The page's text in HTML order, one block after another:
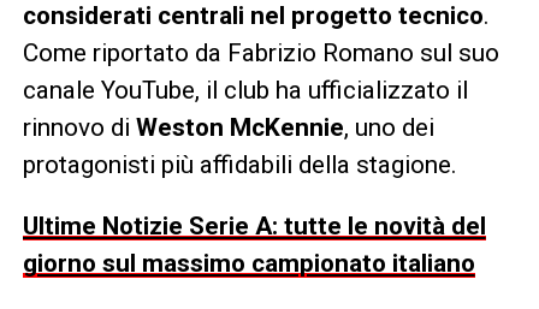
considerati centrali nel progetto tecnico.
Come riportato da Fabrizio Romano sul suo
canale YouTube, il club ha ufficializzato il
rinnovo di Weston McKennie, uno dei
protagonisti più affidabili della stagione.
Ultime Notizie Serie A: tutte le novità del
giorno sul massimo campionato italiano